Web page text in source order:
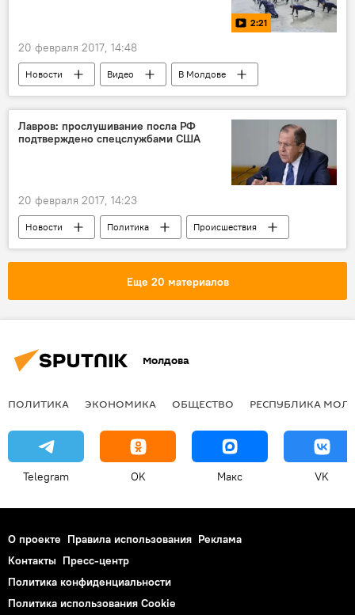
2:21
20 февраля 2017, 14:48
Новости Видео
В Молдове
Мультимедиа
Погранполиция Молдовы
22 pushup challenge
Лавров: прослушивание посла РФ
подтверждено спецслужбами США
20 февраля 2017, 14:23
Новости Политика
Происшествия
Россия
В мире
Россия
посол
прослушка
спецслужбы
Дональд Трамп
Сергей Лавров
Еще 20 материалов
Молдова
ПОЛИТИКА ЭКОНОМИКА ОБЩЕСТВО РЕСПУБЛИКА
Telegram OK Макс VK
О проекте Правила использования Реклама
Контакты Пресс-центр
Политика конфиденциальности
Политика использования Cookie